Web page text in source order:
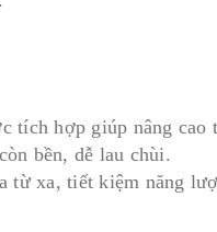
tích hợp giúp nâng cao
bền, dễ lau chùi.
từ xa, tiết kiệm năng